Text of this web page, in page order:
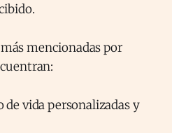
mencionadas por
de vida personalizadas y